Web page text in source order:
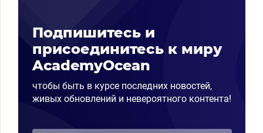
Подпишитесь и
присоединитесь к миру
AcademyOcean
чтобы быть в курсе последних новостей,
живых обновлений и невероятного контента!